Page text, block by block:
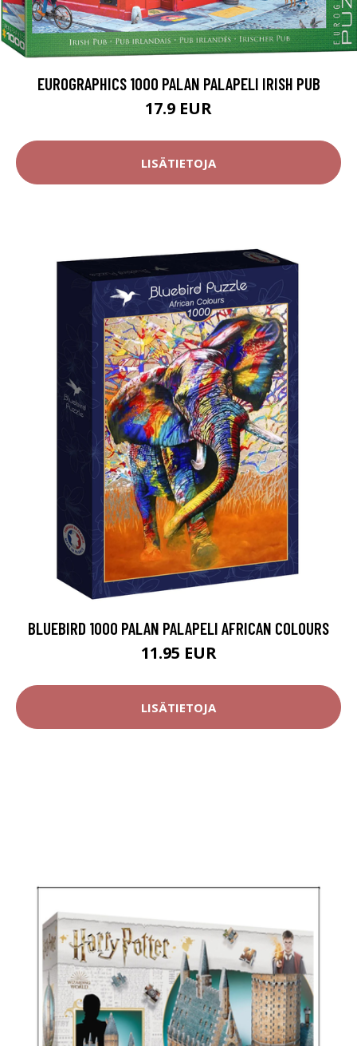
EUROGRAPHICS 1000 PALAN PALAPELI IRISH PUB
17.9 EUR
LISÄTIETOJA
BLUEBIRD 1000 PALAN PALAPELI AFRICAN COLOURS
11.95 EUR
LISÄTIETOJA